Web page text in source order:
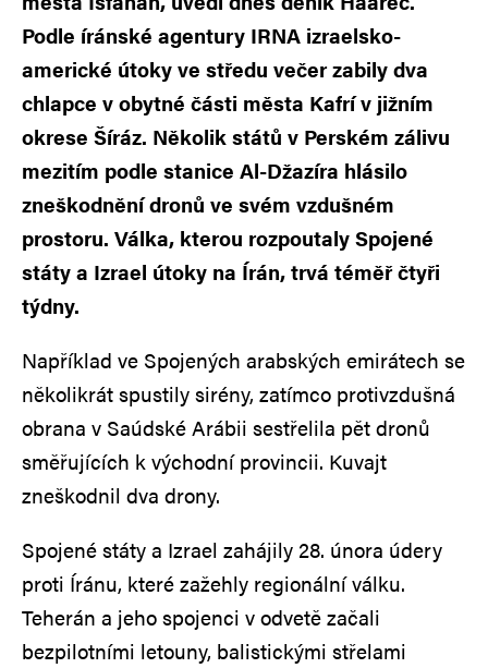
Podle íránské agentury IRNA izraelsko-
americké útoky ve středu večer zabily dva
chlapce v obytné části města Kafrí v jižním
okrese Šíráz. Několik států v Perském zálivu
mezitím podle stanice Al-Džazíra hlásilo
zneškodnění dronů ve svém vzdušném
prostoru. Válka, kterou rozpoutaly Spojené
státy a Izrael útoky na Írán, trvá téměř čtyři
týdny.
Například ve Spojených arabských emirátech se
několikrát spustily sirény, zatímco protivzdušná
obrana v Saúdské Arábii sestřelila pět dronů
směřujících k východní provincii. Kuvajt
zneškodnil dva drony.
Spojené státy a Izrael zahájily 28. února údery
proti Íránu, které zažehly regionální válku.
Teherán a jeho spojenci v odvetě začali
bezpilotními letouny, balistickými střelami